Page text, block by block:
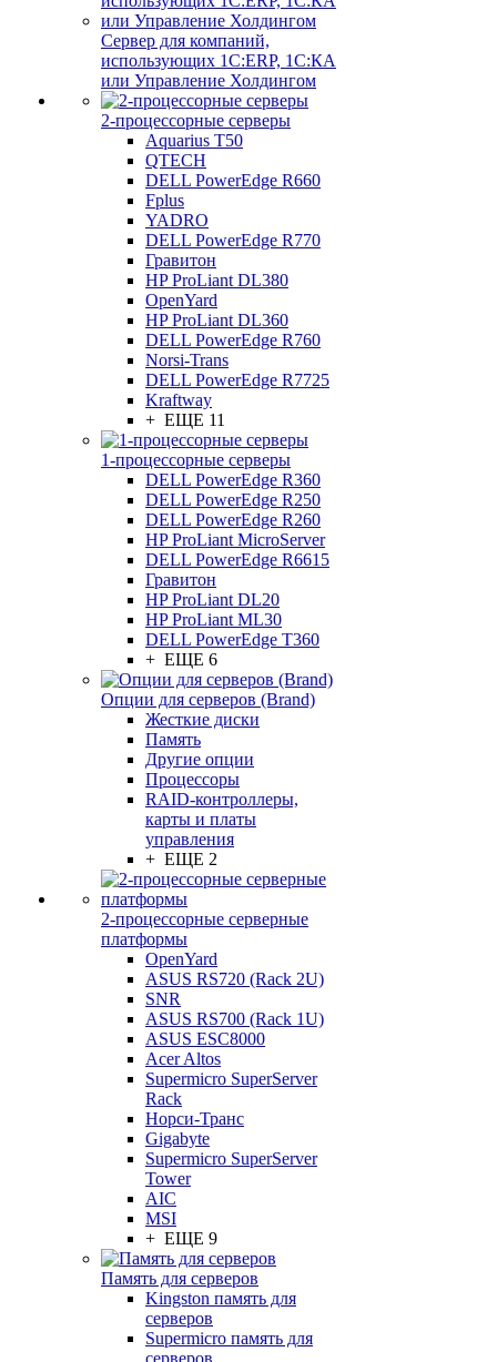
Сервер для компаний,
использующих 1C:ERP, 1С:КА
или Управление Холдингом
2-процессорные серверы
Aquarius T50
QTECH
DELL PowerEdge R660
Fplus
YADRO
DELL PowerEdge R770
Гравитон
HP ProLiant DL380
OpenYard
HP ProLiant DL360
DELL PowerEdge R760
Norsi-Trans
DELL PowerEdge R7725
Kraftway
+ ЕЩЕ 11
1-процессорные серверы
DELL PowerEdge R360
DELL PowerEdge R250
DELL PowerEdge R260
HP ProLiant MicroServer
DELL PowerEdge R6615
Гравитон
HP ProLiant DL20
HP ProLiant ML30
DELL PowerEdge T360
+ ЕЩЕ 6
Опции для серверов (Brand)
Жесткие диски
Память
Другие опции
Процессоры
RAID-контроллеры,
карты и платы
управления
+ ЕЩЕ 2
2-процессорные серверные
платформы
OpenYard
ASUS RS720 (Rack 2U)
SNR
ASUS RS700 (Rack 1U)
ASUS ESC8000
Acer Altos
Supermicro SuperServer
Rack
Норси-Транс
Gigabyte
Supermicro SuperServer
Tower
AIC
MSI
+ ЕЩЕ 9
Память для серверов
Kingston память для
серверов
Supermicro память для
серверов